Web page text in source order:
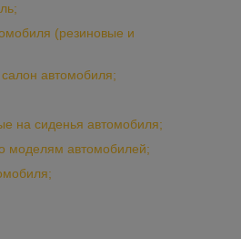
(резиновые и
автомобиля;
на сиденья автомобиля;
моделям автомобилей;